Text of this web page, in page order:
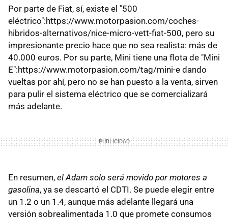
Por parte de Fiat, sí, existe el "500
eléctrico":https://www.motorpasion.com/coches-
hibridos-alternativos/nice-micro-vett-fiat-500, pero su
impresionante precio hace que no sea realista: más de
40.000 euros. Por su parte, Mini tiene una flota de "Mini
E":https://www.motorpasion.com/tag/mini-e dando
vueltas por ahí, pero no se han puesto a la venta, sirven
para pulir el sistema eléctrico que se comercializará
más adelante.
En resumen, el Adam solo será movido por motores a
gasolina, ya se descartó el CDTI. Se puede elegir entre
un 1.2 o un 1.4, aunque más adelante llegará una
versión sobrealimentada 1.0 que promete consumos